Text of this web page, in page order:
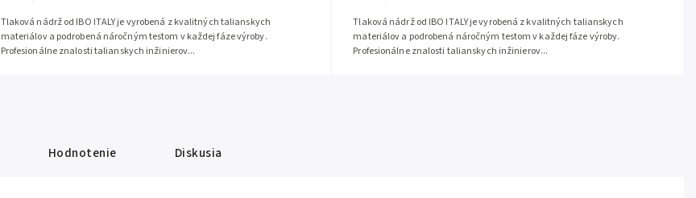
Tlaková nádrž od IBO ITALY je vyrobená z kvalitných talianskych
materiálov a podrobená náročným testom v každej fáze výroby.
Profesionálne znalosti talianskych inžinierov...
Tlaková nádrž od IBO ITALY je vyrobená z kvalitných talianskych
materiálov a podrobená náročným testom v každej fáze výroby.
Profesionálne znalosti talianskych inžinierov...
Hodnotenie Diskusia